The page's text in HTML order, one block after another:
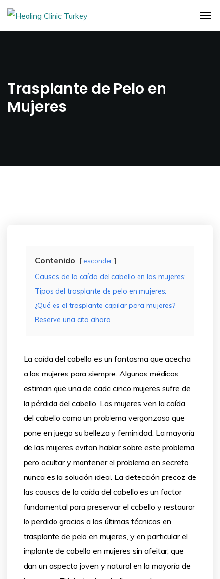
Trasplante de Pelo en
Mujeres
Contenido esconder
Causas de la caída del cabello en las mujeres:
Tipos del trasplante de pelo en mujeres:
¿Qué es el trasplante capilar para mujeres?
Reserve una cita ahora
La caída del cabello es un fantasma que acecha
a las mujeres para siempre. Algunos médicos
estiman que una de cada cinco mujeres sufre de
la pérdida del cabello. Las mujeres ven la caída
del cabello como un problema vergonzoso que
pone en juego su belleza y feminidad. La mayoría
de las mujeres evitan hablar sobre este problema,
pero ocultar y mantener el problema en secreto
nunca es la solución ideal. La detección precoz de
las causas de la caída del cabello es un factor
fundamental para preservar el cabello y restaurar
lo perdido gracias a las últimas técnicas en
trasplante de pelo en mujeres, y en particular el
implante de cabello en mujeres sin afeitar, que
dan un aspecto joven y natural en la mayoría de